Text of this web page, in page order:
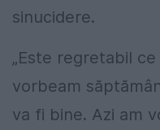
sinucidere.
„Este regretabil
vorbeam
va fi bine. Azi am